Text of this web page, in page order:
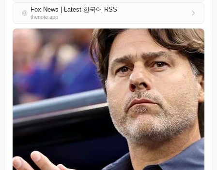
Fox News | Latest 한국어 RSS
thenote.app